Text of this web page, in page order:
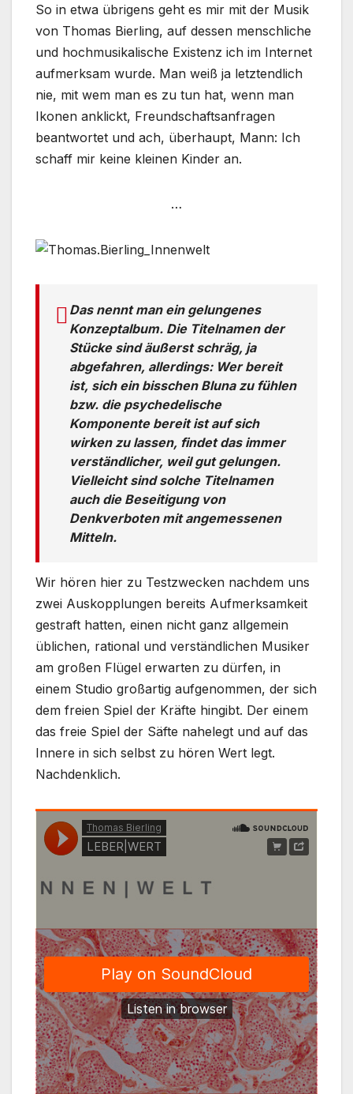
So in etwa übrigens geht es mir mit der Musik
von Thomas Bierling, auf dessen menschliche
und hochmusikalische Existenz ich im Internet
aufmerksam wurde. Man weiß ja letztendlich
nie, mit wem man es zu tun hat, wenn man
Ikonen anklickt, Freundschaftsanfragen
beantwortet und ach, überhaupt, Mann: Ich
schaff mir keine kleinen Kinder an.
…
Das nennt man ein gelungenes
Konzeptalbum. Die Titelnamen der
Stücke sind äußerst schräg, ja
abgefahren, allerdings: Wer bereit
ist, sich ein bisschen Bluna zu fühlen
bzw. die psychedelische
Komponente bereit ist auf sich
wirken zu lassen, findet das immer
verständlicher, weil gut gelungen.
Vielleicht sind solche Titelnamen
auch die Beseitigung von
Denkverboten mit angemessenen
Mitteln.
Wir hören hier zu Testzwecken nachdem uns
zwei Auskopplungen bereits Aufmerksamkeit
gestraft hatten, einen nicht ganz allgemein
üblichen, rational und verständlichen Musiker
am großen Flügel erwarten zu dürfen, in
einem Studio großartig aufgenommen, der sich
dem freien Spiel der Kräfte hingibt. Der einem
das freie Spiel der Säfte nahelegt und auf das
Innere in sich selbst zu hören Wert legt.
Nachdenklich.